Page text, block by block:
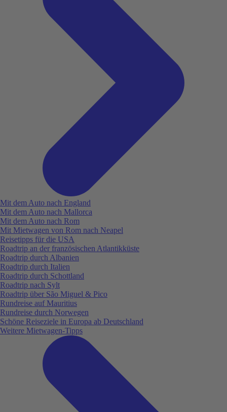
Mit dem Auto nach England
Mit dem Auto nach Mallorca
Mit dem Auto nach Rom
Mit Mietwagen von Rom nach Neapel
Reisetipps für die USA
Roadtrip an der französischen Atlantikküste
Roadtrip durch Albanien
Roadtrip durch Italien
Roadtrip durch Schottland
Roadtrip nach Sylt
Roadtrip über São Miguel & Pico
Rundreise auf Mauritius
Rundreise durch Norwegen
Schöne Reiseziele in Europa ab Deutschland
Weitere Mietwagen-Tipps